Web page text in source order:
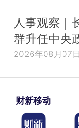
人事观察｜
群升任中央
2026年08月07日
财新移动